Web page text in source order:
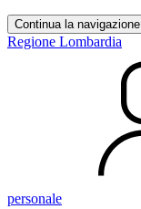
Continua la navigazione
Regione Lombardia
personale